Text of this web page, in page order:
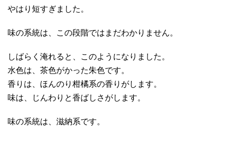
やはり短すぎました。
味の系統は、この段階ではまだわかりません。
しばらく淹れると、このようになりました。
水色は、茶色がかった朱色です。
香りは、ほんのり柑橘系の香りがします。
味は、じんわりと香ばしさがします。
味の系統は、滋納系です。